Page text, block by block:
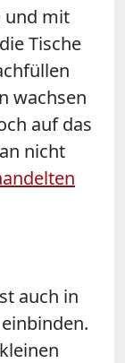
und mit
Tische
wachsen
auf das
nicht
auch in